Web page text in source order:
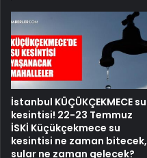
İstanbul KÜÇÜKÇEKMECE su
kesintisi! 22-23 Temmuz
İSKİ Küçükçekmece su
kesintisi ne zaman bitecek,
sular ne zaman gelecek?